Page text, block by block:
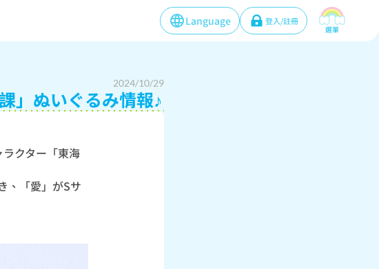
Language 登入/註冊
選單
2024/10/29
」ぬいぐるみ情報♪
クター「東海
、「愛」がSサ